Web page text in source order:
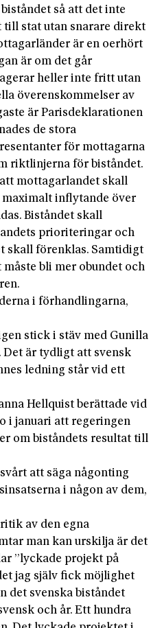
så att det inte
till stat utan snarare direkt
är en oerhört
är om det går
heller inte fritt utan
överenskommelser av
är Parisdeklarationen
de stora
för mottagarna
riktlinjerna för biståndet.
mottagarlandet skall
maximalt inflytande över
Biståndet skall
prioriteringar och
skall förenklas. Samtidigt
bli mer obundet och
i förhandlingarna,
stick i stäv med Gunilla
Det är tydligt att svensk
ledning står vid ett
Hellquist berättade vid
i januari att regeringen
om biståndets resultat till
att säga någonting
i någon av dem,
av den egna
man kan urskilja är det
”lyckade projekt på
jag själv fick möjlighet
det svenska biståndet
och år. Ett hundra